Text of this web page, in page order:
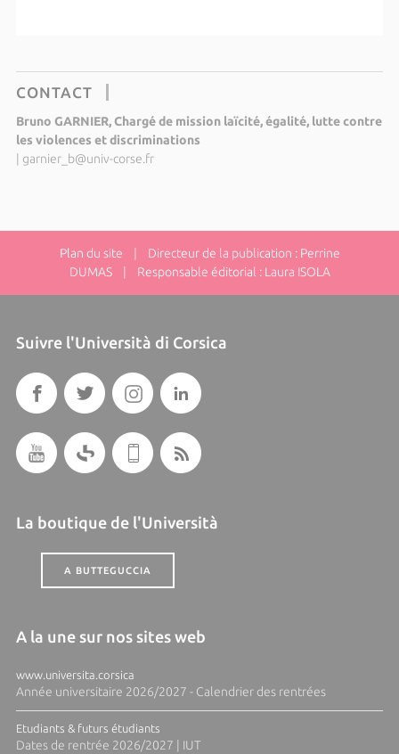
CONTACT
Bruno GARNIER, Chargé de mission laïcité, égalité, lutte contre
les violences et discriminations
garnier_b@univ-corse.fr
Plan du site | Directeur de la publication : Perrine
DUMAS | Responsable éditorial : Laura ISOLA
Suivre l'Università di Corsica
La boutique de l'Università
A BUTTEGUCCIA
A la une sur nos sites web
www.universita.corsica
Année universitaire 2026/2027 - Calendrier des rentrées
Etudiants & futurs étudiants
Dates de rentrée 2026/2027 | IUT